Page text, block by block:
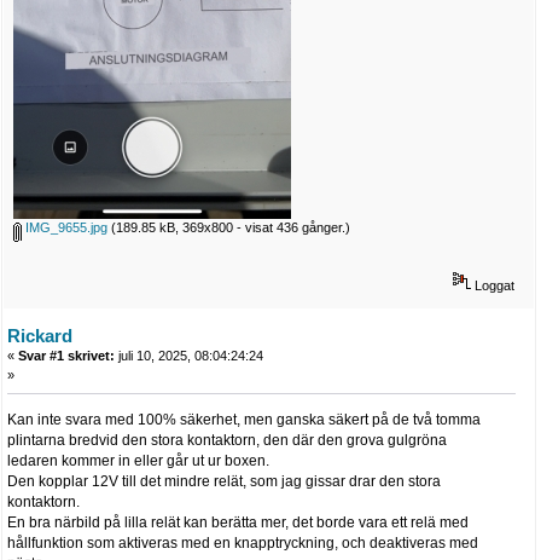
IMG_9655.jpg (189.85 kB, 369x800 - visat 436 gånger.)
Loggat
Rickard
« Svar #1 skrivet: juli 10, 2025, 08:04:24:24
»
Kan inte svara med 100% säkerhet, men ganska säkert på de två tomma
plintarna bredvid den stora kontaktorn, den där den grova gulgröna
ledaren kommer in eller går ut ur boxen.
Den kopplar 12V till det mindre relät, som jag gissar drar den stora
kontaktorn.
En bra närbild på lilla relät kan berätta mer, det borde vara ett relä med
hållfunktion som aktiveras med en knapptryckning, och deaktiveras med